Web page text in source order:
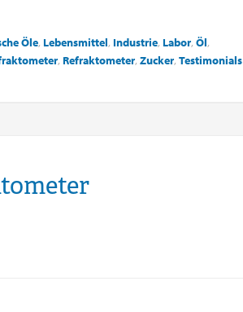
Öle, Lebensmittel, Industrie, Labor, Öl,
, Refraktometer, Zucker, Testimonials